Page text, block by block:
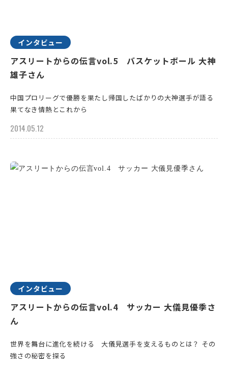
インタビュー
アスリートからの伝言vol.5 バスケットボール 大神
雄子さん
中国プロリーグで優勝を果たし帰国したばかりの大神選手が語る
果てなき情熱とこれから
2014.05.12
インタビュー
アスリートからの伝言vol.4 サッカー 大儀見優季さ
ん
世界を舞台に進化を続ける 大儀見選手を支えるものとは？ その
強さの秘密を探る